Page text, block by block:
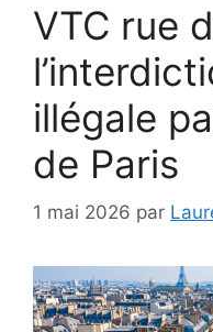
VTC rue
illégale
de Paris
1 mai 2026 par